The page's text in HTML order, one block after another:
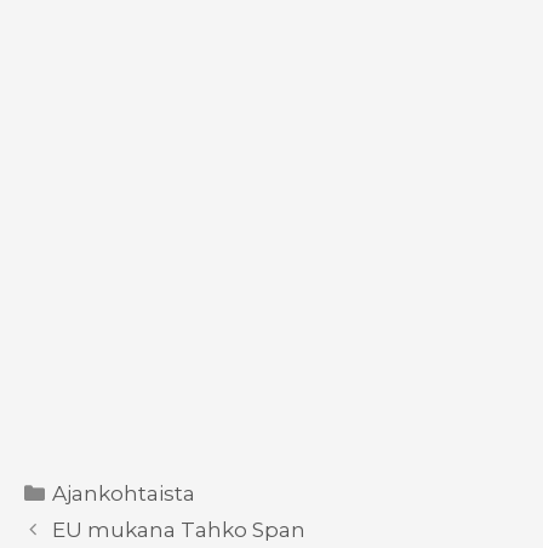
Kategoriat
Ajankohtaista
EU mukana Tahko Span